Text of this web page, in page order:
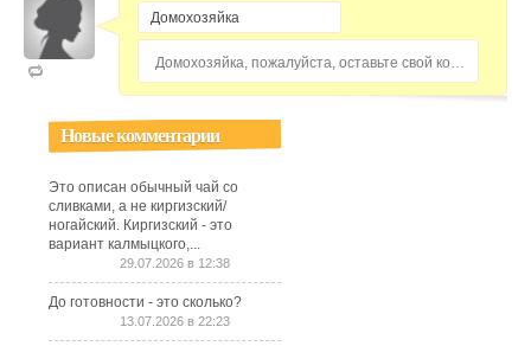
Домохозяйка, пожалуйста, оставьте свой комментарий...
Новые комментарии
Это описан обычный чай со
сливками, а не киргизский/
ногайский. Киргизский - это
вариант калмыцкого,...
29.07.2026 в 12:38
До готовности - это сколько?
13.07.2026 в 22:23